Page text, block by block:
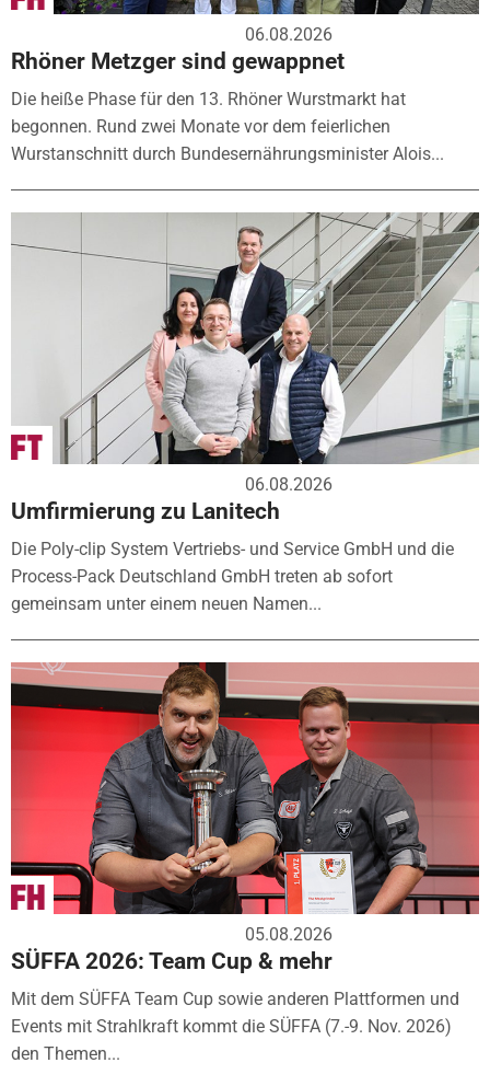
06.08.2026
Rhöner Metzger sind gewappnet
Die heiße Phase für den 13. Rhöner Wurstmarkt hat
begonnen. Rund zwei Monate vor dem feierlichen
Wurstanschnitt durch Bundesernährungsminister Alois...
06.08.2026
Umfirmierung zu Lanitech
Die Poly-clip System Vertriebs- und Service GmbH und die
Process-Pack Deutschland GmbH treten ab sofort
gemeinsam unter einem neuen Namen...
05.08.2026
SÜFFA 2026: Team Cup & mehr
Mit dem SÜFFA Team Cup sowie anderen Plattformen und
Events mit Strahlkraft kommt die SÜFFA (7.-9. Nov. 2026)
den Themen...